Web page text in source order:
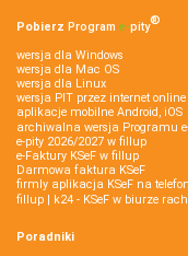
Pobierz Program e‑pity®
wersja dla Windows
wersja dla Mac OS
wersja dla Linux
wersja PIT przez internet online
aplikacje mobilne Android, iOS
archiwalna wersja Programu
e-pity 2026/2027 w fillup
e‑Faktury KSeF w fillup
Darmowa faktura KSeF
firmly aplikacja KSeF na telefon
fillup | k24 - KSeF w biurze
Poradniki